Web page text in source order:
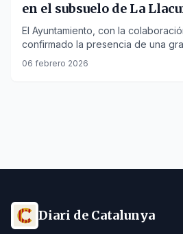
en el subsuelo de La
la sequía
El Ayuntamiento, con la
confirmado la presencia de una
280 metros de profundidad.
06 febrero 2026
Diari de Catalunya